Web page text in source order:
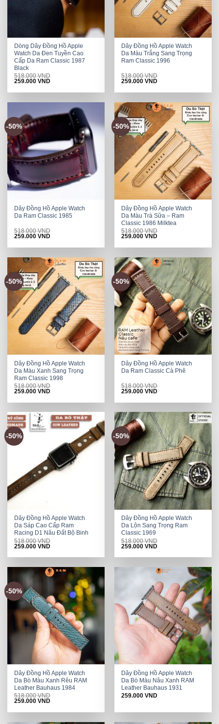
Dòng Dây Đồng Hồ Apple
Watch Da Đen Tuyền Cao
Cấp Da Ram Classic 1987
Black
518.000VND
Original
was:
259.000VNDCurrent
is:
Dây Đồng Hồ Apple Watch
Da Màu Trắng Sang Trọng
Ram Classic 1996
518.000VND
Original
was:
259.000VNDCurrent
is:
-50%
Dây Đồng Hồ Apple Watch
Da Ram Classic 1985
518.000VND
Original
was:
259.000VNDCurrent
is:
-50%
Dây Đồng Hồ Apple Watch
Da Màu Trà Sữa – Ram
Classic 1986 Milktea
518.000VND
Original
was:
259.000VNDCurrent
is:
-50%
Dây Đồng Hồ Apple Watch
Da Màu Xanh Sang Trọng
Ram Classic 1998
518.000VND
Original
was:
259.000VNDCurrent
is:
-50%
Dây Đồng Hồ Apple Watch
Da Ram Classic Cà Phê
518.000VND
Original
was:
259.000VNDCurrent
is:
-50%
Dây Đồng Hồ Apple Watch
Da Sáp Cao Cấp Ram
Racing D1 Nâu Đất Bộ Binh
518.000VND
Original
was:
259.000VNDCurrent
is:
-50%
Dây Đồng Hồ Apple Watch
Da Lộn Sang Trọng Ram
Classic 1969
518.000VND
Original
was:
259.000VNDCurrent
is:
-50%
Dây Đồng Hồ Apple Watch
Da Bò Màu Xanh Rêu RAM
Leather Bauhaus 1984
518.000VND
Original
was:
259.000VNDCurrent
is:
Dây Đồng Hồ Apple Watch
Da Bò Màu Nâu Xanh RAM
Leather Bauhaus 1931
259.000VND